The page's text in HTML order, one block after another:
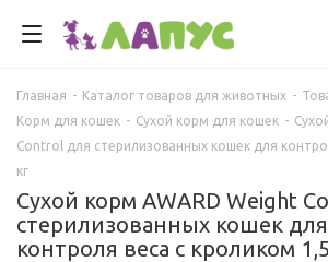
Главная - Каталог товаров для животных -
Корм для кошек - Сухой корм для кошек -
Control для стерилизованных кошек для
кг
Сухой корм AWARD Weight
стерилизованных кошек для
контроля веса с кроликом